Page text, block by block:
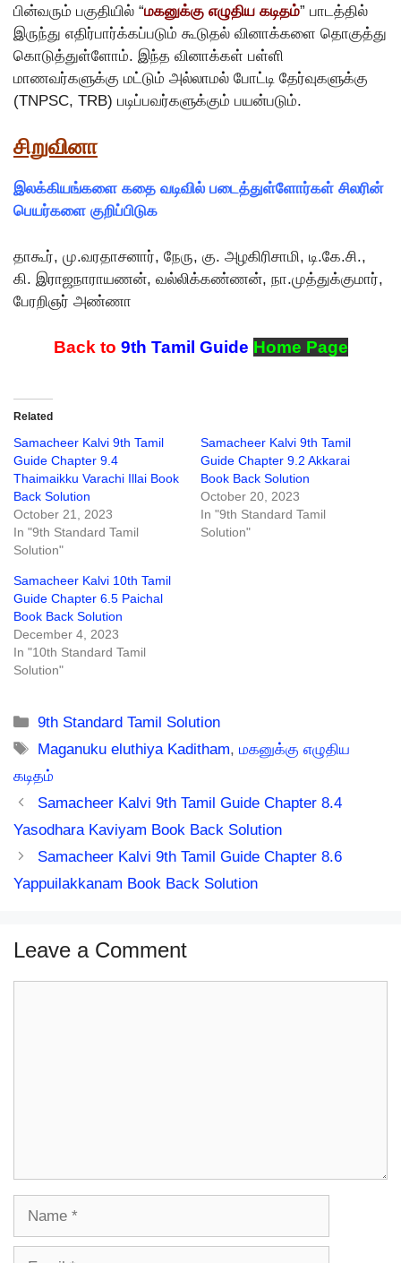
பின்வரும் பகுதியில் “மகனுக்கு எழுதிய கடிதம்” பாடத்தில்
இருந்து எதிர்பார்க்கப்படும் கூடுதல் வினாக்களை தொகுத்து
கொடுத்துள்ளோம். இந்த வினாக்கள் பள்ளி
மாணவர்களுக்கு மட்டும் அல்லாமல் போட்டி தேர்வுகளுக்கு
(TNPSC, TRB) படிப்பவர்களுக்கும் பயன்படும்.
சிறுவினா
இலக்கியங்களை கதை வடிவில் படைத்துள்ளோர்கள் சிலரின்
பெயர்களை குறிப்பிடுக
தாகூர், மு.வரதாசனார், நேரு, கு. அழகிரிசாமி, டி.கே.சி.,
கி. இராஜநாராயணன், வல்லிக்கண்ணன், நா.முத்துக்குமார்,
பேரறிஞர் அண்ணா
Back to 9th Tamil Guide Home Page
Related
Samacheer Kalvi 9th Tamil
Guide Chapter 9.4
Thaimaikku Varachi Illai Book
Back Solution
October 21, 2023
In "9th Standard Tamil
Solution"
Samacheer Kalvi 9th Tamil
Guide Chapter 9.2 Akkarai
Book Back Solution
October 20, 2023
In "9th Standard Tamil
Solution"
Samacheer Kalvi 10th Tamil
Guide Chapter 6.5 Paichal
Book Back Solution
December 4, 2023
In "10th Standard Tamil
Solution"
Categories
9th Standard Tamil Solution
Tags
Maganuku eluthiya Kaditham,மகனுக்கு எழுதிய
கடிதம்
Samacheer Kalvi 9th Tamil Guide Chapter 8.4
Yasodhara Kaviyam Book Back Solution
Samacheer Kalvi 9th Tamil Guide Chapter 8.6
Yappuilakkanam Book Back Solution
Leave a Comment